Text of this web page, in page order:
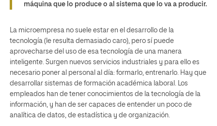
máquina que lo produce o al sistema que lo va a producir.
La microempresa no suele estar en el desarrollo de la
tecnología (le resulta demasiado caro), pero sí puede
aprovecharse del uso de esa tecnología de una manera
inteligente. Surgen nuevos servicios industriales y para ello es
necesario poner al personal al día: formarlo, entrenarlo. Hay que
desarrollar sistemas de formación académica laboral. Los
empleados han de tener conocimientos de la tecnología de la
información, y han de ser capaces de entender un poco de
analítica de datos, de estadística y de organización.